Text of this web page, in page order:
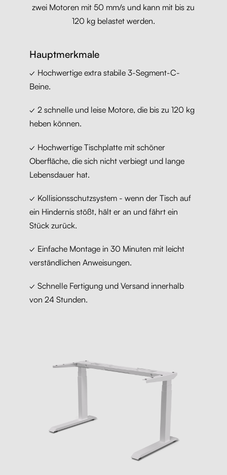
zwei Motoren mit 50 mm/s und kann mit bis zu
120 kg belastet werden.
Hauptmerkmale
✓ Hochwertige extra stabile 3-Segment-C-
Beine.
✓ 2 schnelle und leise Motore, die bis zu 120 kg
heben können.
✓ Hochwertige Tischplatte mit schöner
Oberfläche, die sich nicht verbiegt und lange
Lebensdauer hat.
✓ Kollisionsschutzsystem - wenn der Tisch auf
ein Hindernis stößt, hält er an und fährt ein
Stück zurück.
✓ Einfache Montage in 30 Minuten mit leicht
verständlichen Anweisungen.
✓ Schnelle Fertigung und Versand innerhalb
von 24 Stunden.